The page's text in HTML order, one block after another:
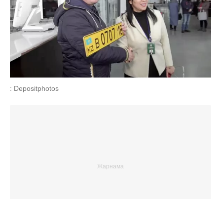
: Depositphotos